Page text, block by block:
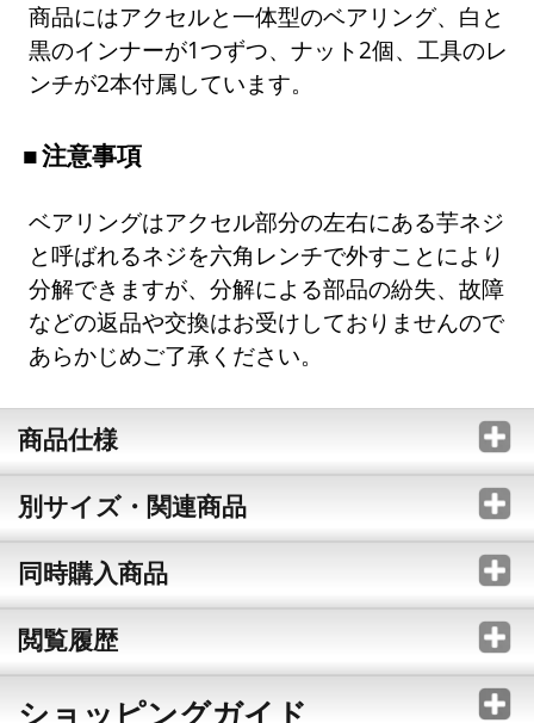
商品にはアクセルと一体型のベアリング、白と
黒のインナーが1つずつ、ナット2個、工具のレ
ンチが2本付属しています。
注意事項
ベアリングはアクセル部分の左右にある芋ネジ
と呼ばれるネジを六角レンチで外すことにより
分解できますが、分解による部品の紛失、故障
などの返品や交換はお受けしておりませんので
あらかじめご了承ください。
商品仕様
別サイズ・関連商品
同時購入商品
閲覧履歴
ショッピングガイド